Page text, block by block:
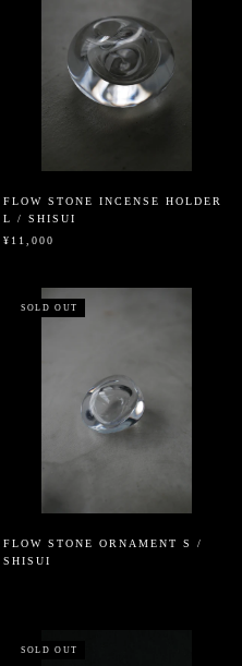
FLOW STONE INCENSE HOLDER
L / SHISUI
¥11,000
SOLD OUT
FLOW STONE ORNAMENT S /
SHISUI
SOLD OUT